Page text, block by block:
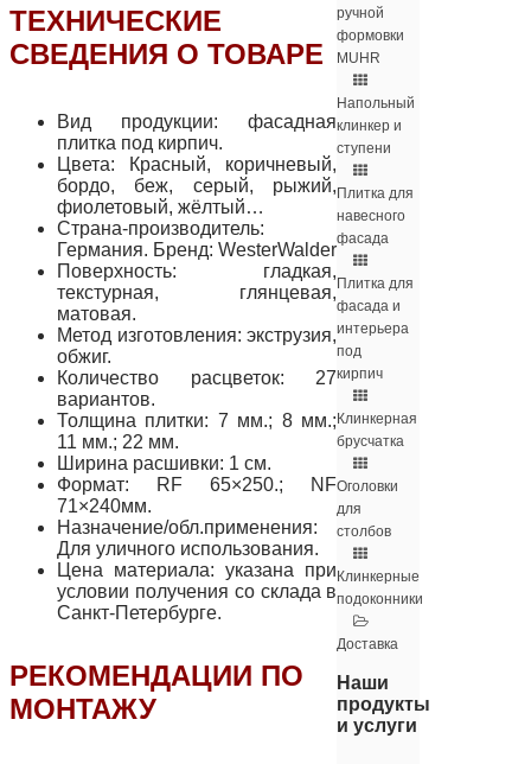
ручной
формовки
MUHR
Напольный
клинкер и
ступени
Плитка для
навесного
фасада
Плитка для
фасада и
интерьера
под
кирпич
Клинкерная
брусчатка
Оголовки
для
столбов
Клинкерные
подоконники
Доставка
Наши
продукты
и услуги
ТЕХНИЧЕСКИЕ
СВЕДЕНИЯ О ТОВАРЕ
Вид продукции: фасадная
плитка под кирпич.
Цвета: Красный, коричневый,
бордо, беж, серый, рыжий,
фиолетовый, жёлтый…
Страна-производитель:
Германия. Бренд: WesterWalder
Поверхность: гладкая,
текстурная, глянцевая,
матовая.
Метод изготовления: экструзия,
обжиг.
Количество расцветок: 27
вариантов.
Толщина плитки: 7 мм.; 8 мм.;
11 мм.; 22 мм.
Ширина расшивки: 1 см.
Формат: RF 65×250.; NF
71×240мм.
Назначение/обл.применения:
Для уличного использования.
Цена материала: указана при
условии получения со склада в
Санкт-Петербурге.
РЕКОМЕНДАЦИИ ПО
МОНТАЖУ